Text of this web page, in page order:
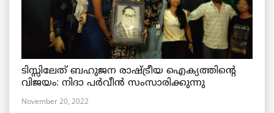
ടിസ്സിലേത് ബഹുജന രാഷ്ട്രീയ ഐക്യത്തിന്റെ
വിജയം: നിദാ പർവീൻ സംസാരിക്കുന്നു
November 20, 2022